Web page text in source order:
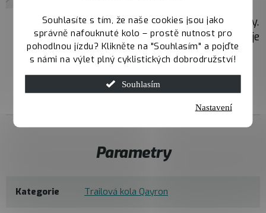
Souhlasíte s tím, že naše cookies jsou jako
správně nafouknuté kolo – prostě nutnost pro
pohodlnou jízdu? Klikněte na "Souhlasím" a pojďte
s námi na výlet plný cyklistických dobrodružství!
Souhlasím
Nastavení
kratší volný zdvih páky.
Minerální olej garantuje
stabilní brzdný výkon
při každé jízdě.
Parametry
Kategorie Trailová kola Qayron